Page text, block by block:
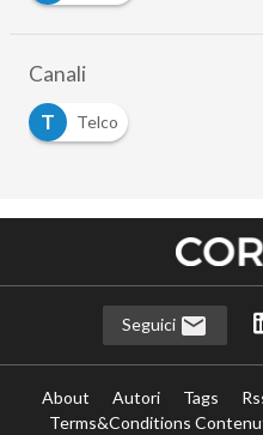
Canali
T
Telco
Seguici
About Autori Tags
Terms&Conditions